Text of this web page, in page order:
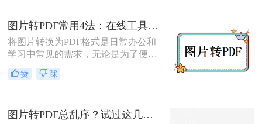
享。那么如何把图片转换成PDF呢？
本文将介绍几种实用的方法来帮助您
完成图片到PDF的转换。
图片转PDF常用4法：在线工具、桌面软件、手机APP和打印导出的适用边界！
将图片转换为PDF格式是日常办公和
学习中常见的需求，无论是为了便于
分享、存储还是打印。那么图片转为
pdf怎么弄呢？本文将介绍几种常用的
赞 踩
图片转PDF总乱序？试过这几个方法后顺手多了